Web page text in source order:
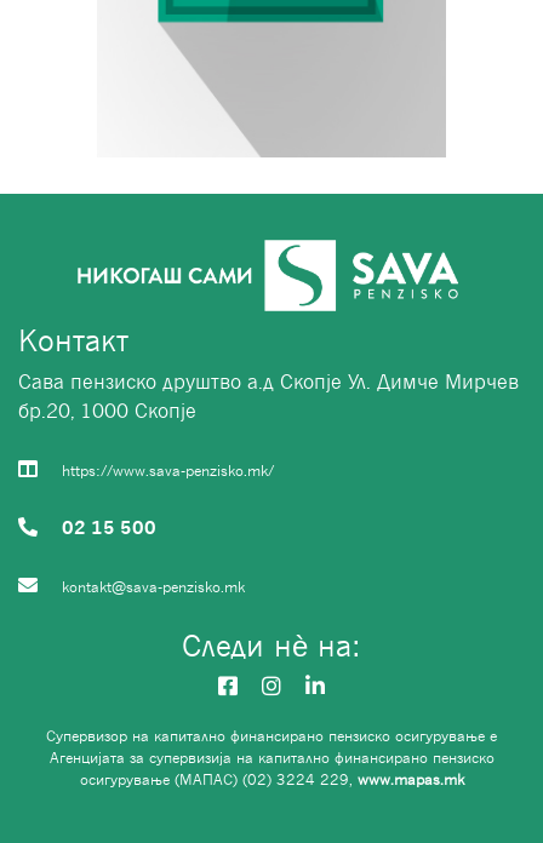
Следи нѐ на:
Контакт
Сава пензиско друштво а.д Скопје Ул. Димче Мирчев
бр.20, 1000 Скопје
https://www.sava-penzisko.mk/
02 15 500
kontakt@sava-penzisko.mk
Супервизор на капитално финансирано пензиско осигурување е
Агенцијата за супервизија на капитално финансирано пензиско
осигурување (МАПАС) (02) 3224 229, www.mapas.mk